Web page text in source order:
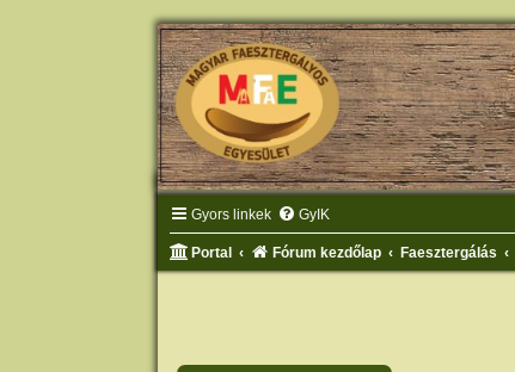
Gyors linkek GyIK
Portal Fórum kezdőlap Faesztergálás